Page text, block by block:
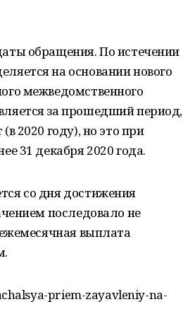
обращения. По истечении
на основании нового
межведомственного
за прошедший период,
2020 году), но это при
31 декабря 2020 года.
со дня достижения
последовало не
выплата
priem-zayavleniy-na-